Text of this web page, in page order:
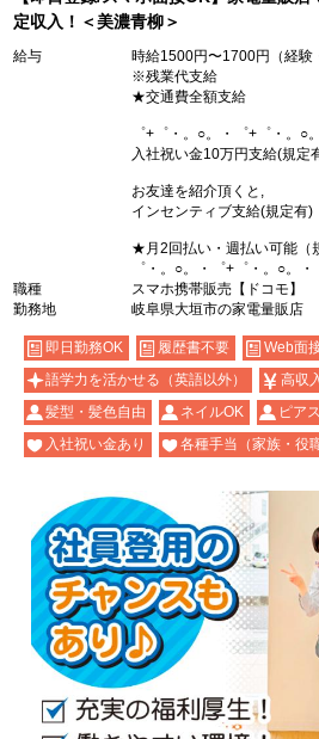
定収入！＜美濃青柳＞
給与
時給1500円〜1700円（経験
※残業代支給
★交通費全額支給
゜+゜・。○。・゜+゜・。○
入社祝い金10万円支給(規定
お友達を紹介頂くと,
インセンティブ支給(規定有)
★月2回払い・週払い可能（
゜・。○。・゜+゜・。○。・
職種
スマホ携帯販売【ドコモ】
勤務地
岐阜県大垣市の家電量販店
即日勤務OK 履歴書不要 Web面
語学力を活かせる（英語以外）
高収
髪型・髪色自由
ネイルOK ピア
入社祝い金あり
各種手当（家族・役